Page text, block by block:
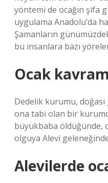
yöntemi de ocağın şifa
uygulama Anadolu’da
Şamanların
bu insanlara bazı
Ocak
Dedelik kurumu,
ona tabi olan bir
büyükbaba öldüğünde,
olguya Alevi
Alevilerde